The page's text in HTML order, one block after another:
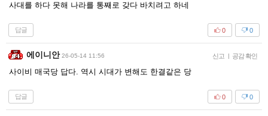
사대를 하다 못해 나라를 통째로 갖다 바치려고 하네
답글 0
0
에이니안 26-05-14 11:56 신고 | 공감 확인
사이비 매국당 답다. 역시 시대가 변해도 한결같은 당
답글 0
0